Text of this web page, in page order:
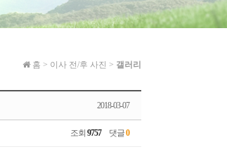
홈 > 이사 전/후 사진 > 갤러리
2018-03-07
조회 9757댓글0